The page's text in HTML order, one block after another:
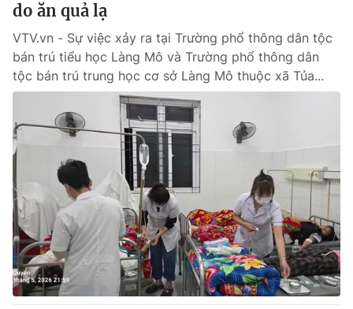
do ăn quả lạ
VTV.vn - Sự việc xảy ra tại Trường phổ thông dân tộc
bán trú tiểu học Làng Mô và Trường phổ thông dân
tộc bán trú trung học cơ sở Làng Mô thuộc xã Tủa...